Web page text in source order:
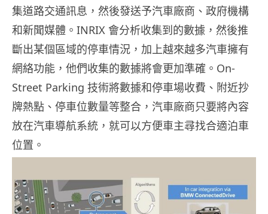
集道路交通訊息，然後發送予汽車廠商、政府機構
和新聞媒體。INRIX 會分析收集到的數據，然後推
斷出某個區域的停車情況，加上越來越多汽車擁有
網絡功能，他們收集的數據將會更加準確。On-
Street Parking 技術將數據和停車場收費、附近抄
牌熱點、停車位數量等整合，汽車廠商只要將內容
放在汽車導航系統，就可以方便車主尋找合適泊車
位置。